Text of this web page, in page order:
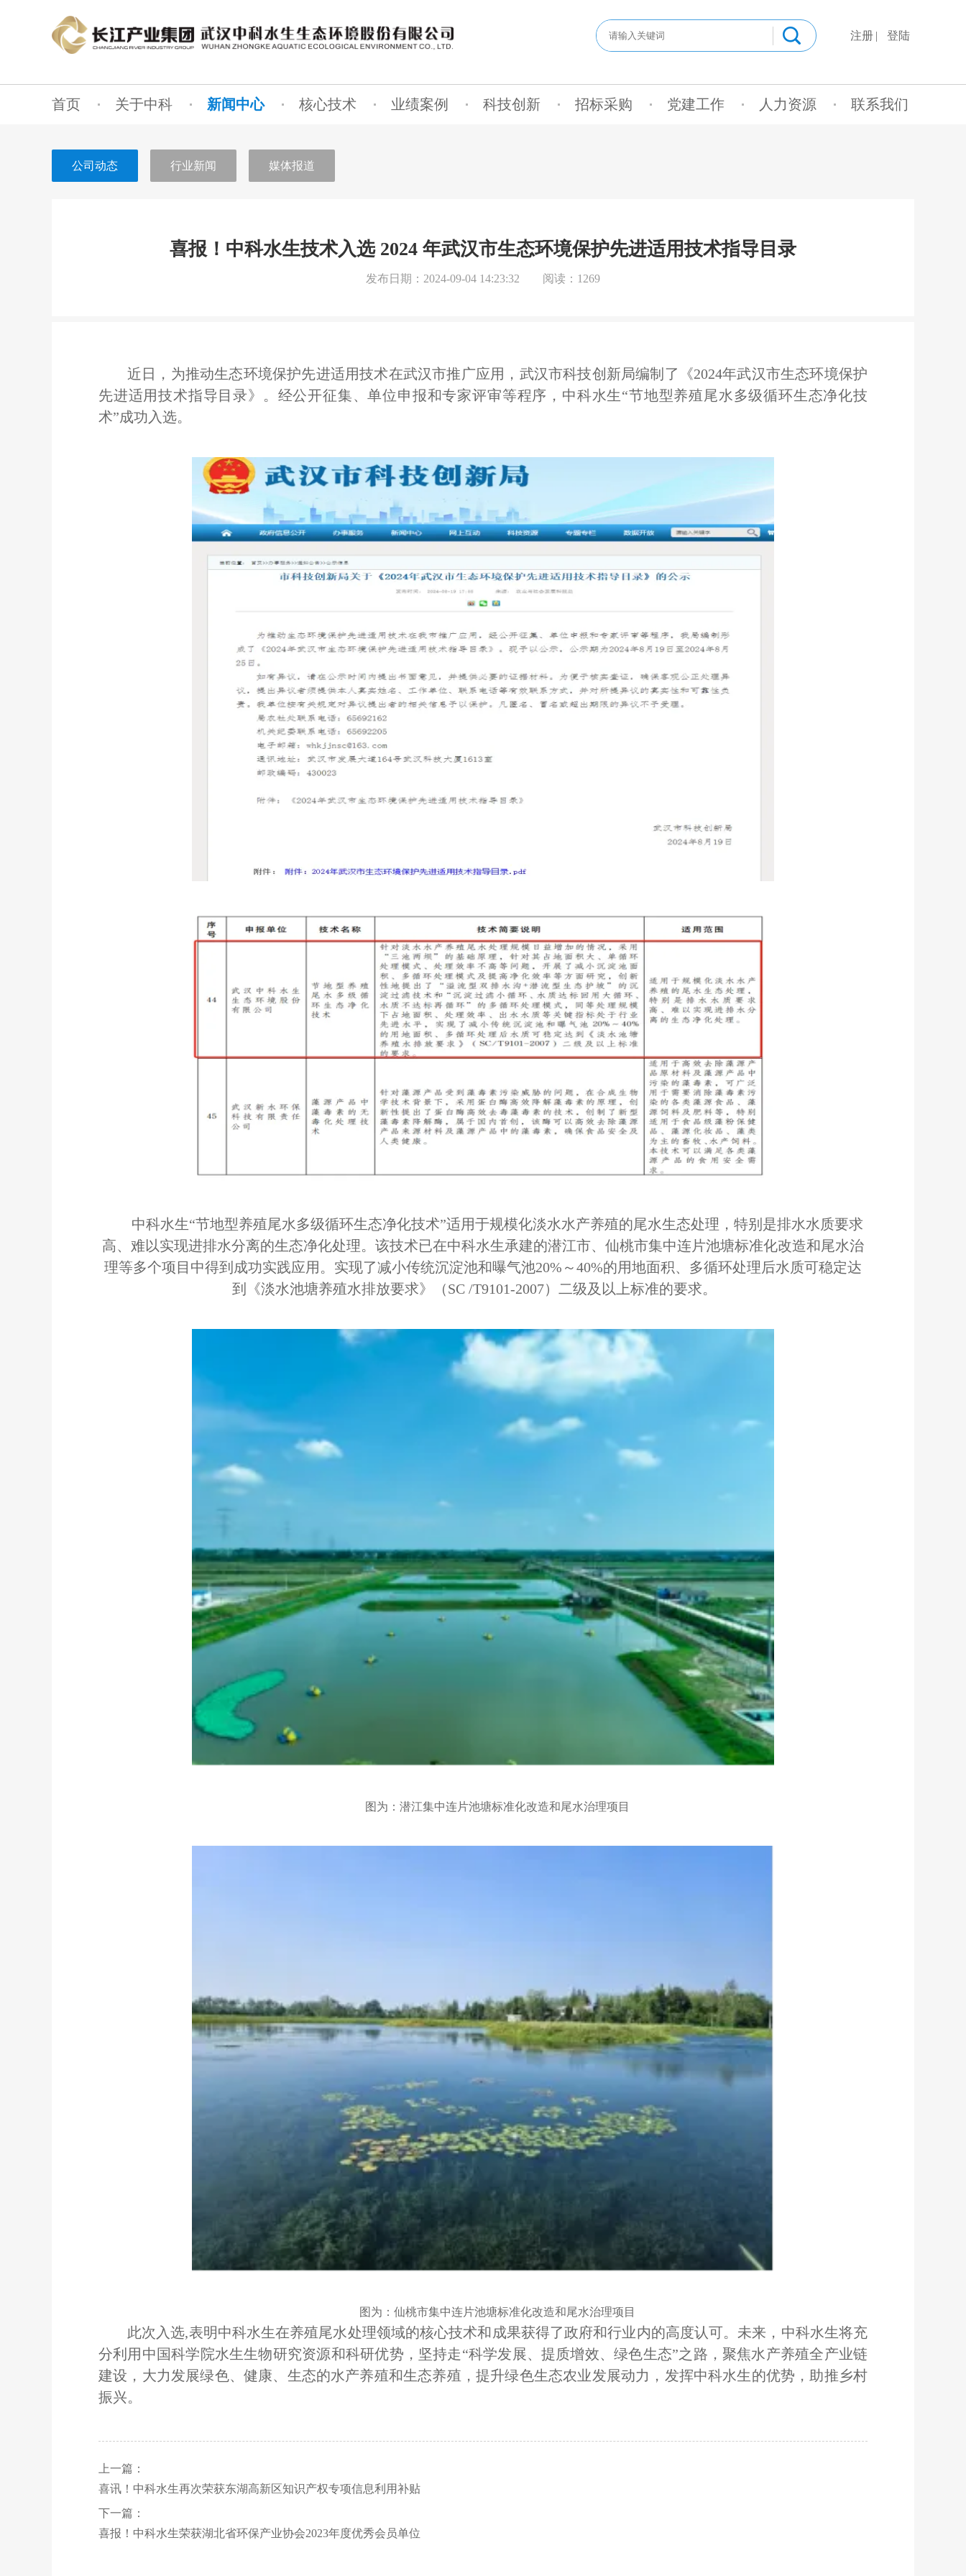
注册 登陆
首页 关于中科 新闻中心 核心技术 业绩案例 科技创新 招标采购 党建工作 人力资源 联系我们
公司动态 行业新闻 媒体报道
喜报！中科水生技术入选 2024 年武汉市生态环境保护先进适用技术指导目录
发布日期：2024-09-04 14:23:32 阅读：1269
近日，为推动生态环境保护先进适用技术在武汉市推广应用，武汉市科技创新局编制了《2024年武汉市生态环境保护
先进适用技术指导目录》。经公开征集、单位申报和专家评审等程序，中科水生“节地型养殖尾水多级循环生态净化技
术”成功入选。
中科水生“节地型养殖尾水多级循环生态净化技术”适用于规模化淡水水产养殖的尾水生态处理，特别是排水水质要求
高、难以实现进排水分离的生态净化处理。该技术已在中科水生承建的潜江市、仙桃市集中连片池塘标准化改造和尾水治
理等多个项目中得到成功实践应用。实现了减小传统沉淀池和曝气池20%～40%的用地面积、多循环处理后水质可稳定达
到《淡水池塘养殖水排放要求》（SC /T9101-2007）二级及以上标准的要求。
图为：潜江集中连片池塘标准化改造和尾水治理项目
图为：仙桃市集中连片池塘标准化改造和尾水治理项目
此次入选,表明中科水生在养殖尾水处理领域的核心技术和成果获得了政府和行业内的高度认可。未来，中科水生将充
分利用中国科学院水生生物研究资源和科研优势，坚持走“科学发展、提质增效、绿色生态”之路，聚焦水产养殖全产业链
建设，大力发展绿色、健康、生态的水产养殖和生态养殖，提升绿色生态农业发展动力，发挥中科水生的优势，助推乡村
振兴。
上一篇：
喜讯！中科水生再次荣获东湖高新区知识产权专项信息利用补贴
下一篇：
喜报！中科水生荣获湖北省环保产业协会2023年度优秀会员单位